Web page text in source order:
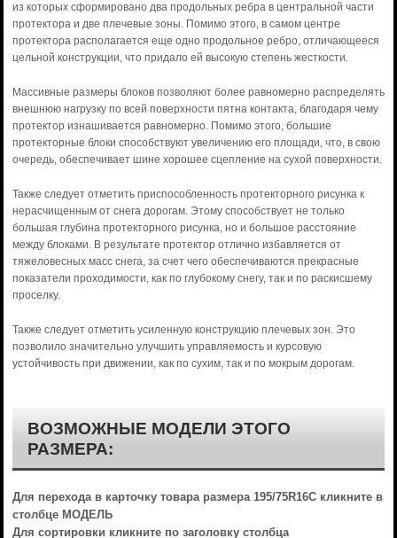
из которых сформировано два продольных ребра в центральной части
протектора и две плечевые зоны. Помимо этого, в самом центре
протектора располагается еще одно продольное ребро, отличающееся
цельной конструкции, что придало ей высокую степень жесткости.
Массивные размеры блоков позволяют более равномерно распределять
внешнюю нагрузку по всей поверхности пятна контакта, благодаря чему
протектор изнашивается равномерно. Помимо этого, большие
протекторные блоки способствуют увеличению его площади, что, в свою
очередь, обеспечивает шине хорошее сцепление на сухой поверхности.
Также следует отметить приспособленность протекторного рисунка к
нерасчищенным от снега дорогам. Этому способствует не только
большая глубина протекторного рисунка, но и большое расстояние
между блоками. В результате протектор отлично избавляется от
тяжеловесных масс снега, за счет чего обеспечиваются прекрасные
показатели проходимости, как по глубокому снегу, так и по раскисшему
проселку.
Также следует отметить усиленную конструкцию плечевых зон. Это
позволило значительно улучшить управляемость и курсовую
устойчивость при движении, как по сухим, так и по мокрым дорогам.
ВОЗМОЖНЫЕ МОДЕЛИ ЭТОГО
РАЗМЕРА:
Для перехода в карточку товара размера 195/75R16C кликните в
столбце МОДЕЛЬ
Для сортировки кликните по заголовку столбца